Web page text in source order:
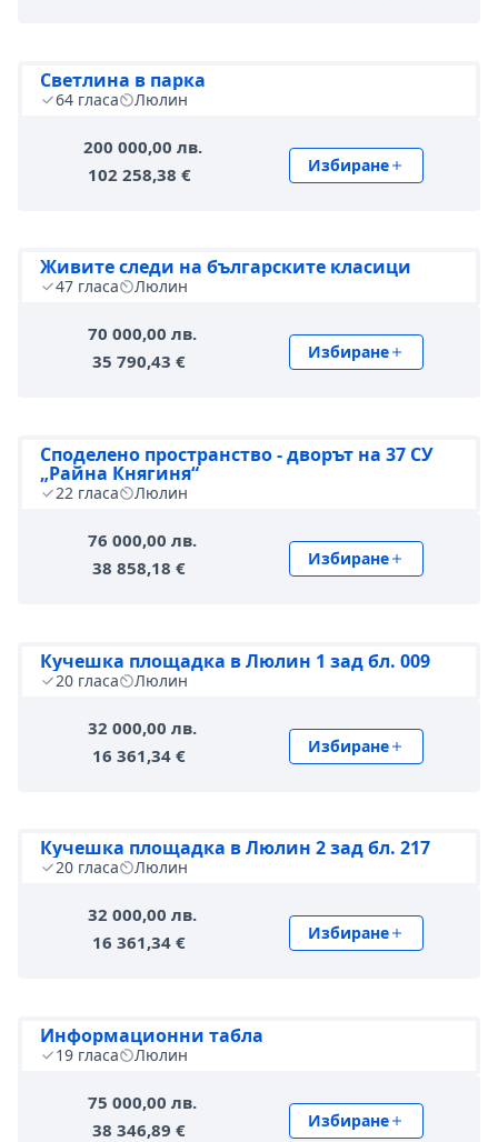
Светлина в парка
64 гласа Люлин
200 000,00 лв.
102 258,38 €
Избиране
Живите следи на българските класици
47 гласа Люлин
70 000,00 лв.
35 790,43 €
Избиране
Споделено пространство - дворът на 37 СУ
„Райна Княгиня“
22 гласа Люлин
76 000,00 лв.
38 858,18 €
Избиране
Кучешка площадка в Люлин 1 зад бл. 009
20 гласа Люлин
32 000,00 лв.
16 361,34 €
Избиране
Кучешка площадка в Люлин 2 зад бл. 217
20 гласа Люлин
32 000,00 лв.
16 361,34 €
Избиране
Информационни табла
19 гласа Люлин
75 000,00 лв.
38 346,89 €
Избиране